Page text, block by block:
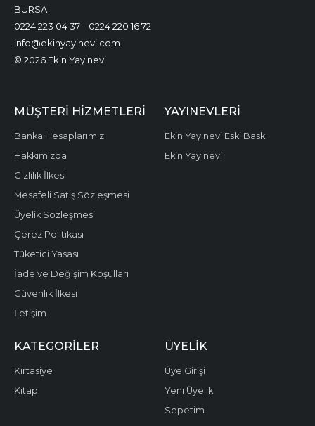
BURSA
0224 223 04 37
0224 220 16 72
info@ekinyayinevi.com
© 2026 Ekin Yayınevi
MÜŞTERI HIZMETLERI
Banka Hesaplarımız
Hakkımızda
Gizlilik İlkesi
Mesafeli Satış Sözleşmesi
Üyelik Sözleşmesi
Çerez Politikası
Tüketici Yasası
İade ve Değişim Koşulları
Güvenlik İlkesi
İletişim
YAYINEVLERI
Ekin Yayınevi Eski Baskı
Ekin Yayınevi
KATEGORILER
Kırtasiye
Kitap
ÜYELIK
Üye Girişi
Yeni Üyelik
Sepetim